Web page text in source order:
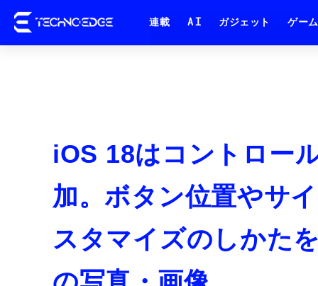
連載 AI ガジェット ゲーム
iOS 18はコントロー
加。ボタン位置やサ
スタマイズのしかた